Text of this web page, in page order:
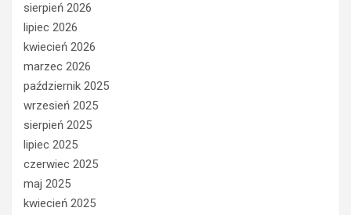
sierpień 2026
lipiec 2026
kwiecień 2026
marzec 2026
październik 2025
wrzesień 2025
sierpień 2025
lipiec 2025
czerwiec 2025
maj 2025
kwiecień 2025